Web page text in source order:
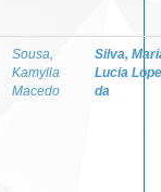
Sousa,
Kamylla
Macedo
Silva,
Lucia
da